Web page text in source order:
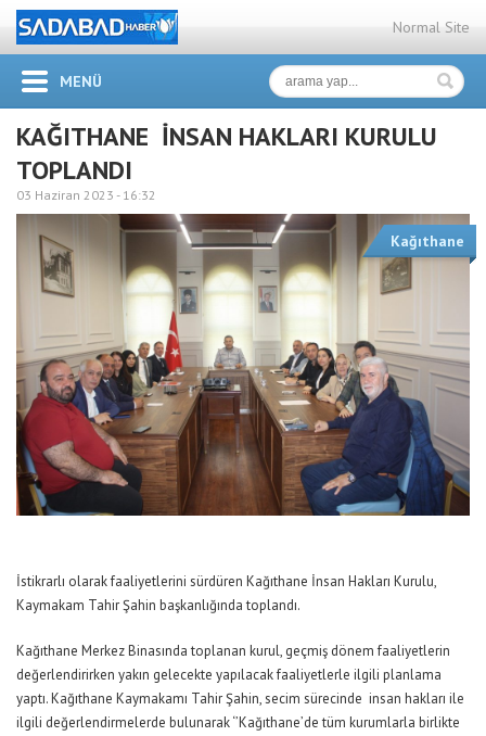
Normal Site
MENÜ
KAĞITHANE İNSAN HAKLARI KURULU
TOPLANDI
03 Haziran 2023 - 16:32
Kağıthane
İstikrarlı olarak faaliyetlerini sürdüren Kağıthane İnsan Hakları Kurulu,
Kaymakam Tahir Şahin başkanlığında toplandı.
Kağıthane Merkez Binasında toplanan kurul, geçmiş dönem faaliyetlerin
değerlendirirken yakın gelecekte yapılacak faaliyetlerle ilgili planlama
yaptı. Kağıthane Kaymakamı Tahir Şahin, secim sürecinde insan hakları ile
ilgili değerlendirmelerde bulunarak ‘’Kağıthane’de tüm kurumlarla birlikte